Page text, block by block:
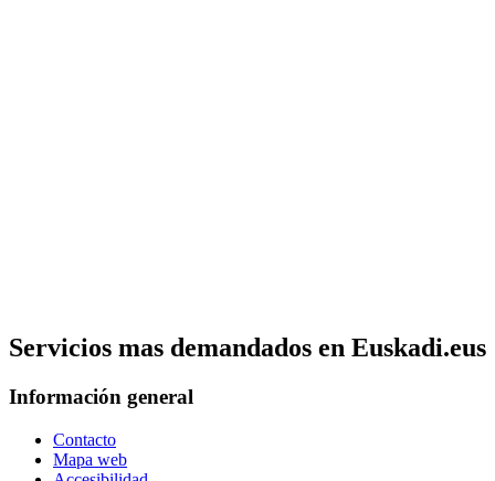
Servicios mas demandados en Euskadi.eus
Información general
Contacto
Mapa web